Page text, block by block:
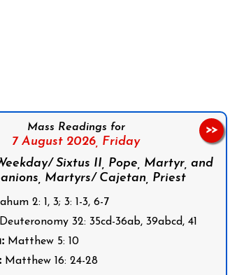
Mass Readings for
7 August 2026, Friday
Sixtus II, Pope, Martyr, and
Martyrs/ Cajetan, Priest
2: 1, 3; 3: 1-3, 6-7
32: 35cd-36ab, 39abcd, 41
Matthew 5: 10
Matthew 16: 24-28
>>